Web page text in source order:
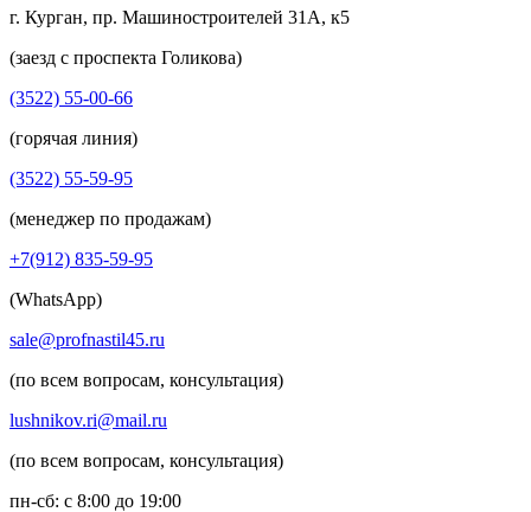
г. Курган, пр. Машиностроителей 31А, к5
(заезд с проспекта Голикова)
(3522) 55-00-66
(горячая линия)
(3522) 55-59-95
(менеджер по продажам)
+7(912) 835-59-95
(WhatsApp)
sale@profnastil45.ru
(по всем вопросам, консультация)
lushnikov.ri@mail.ru
(по всем вопросам, консультация)
пн-сб: с 8:00 до 19:00